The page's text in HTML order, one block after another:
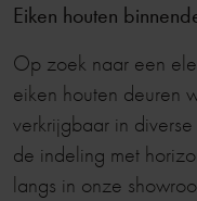
Eiken houten
Op zoek naar een
eiken houten deuren
verkrijgbaar in
de indeling met
langs in onze